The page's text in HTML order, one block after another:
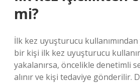
mi?
İlk kez uyuşturucu
bir kişi ilk kez uyuşturucu
yakalanırsa, öncelikle denetimli
alınır ve kişi tedaviye gönderilir.